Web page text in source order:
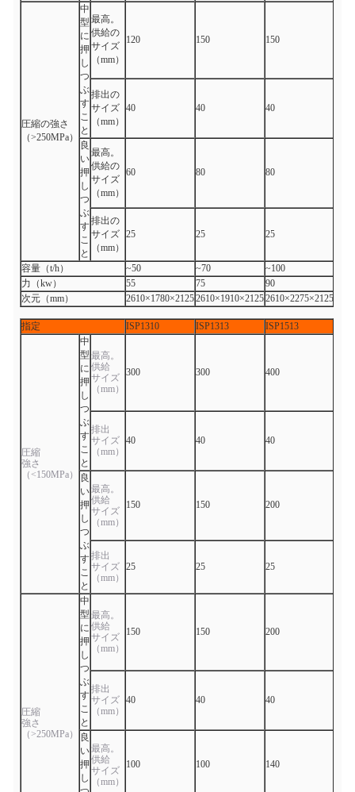
圧縮の強さ
（>250MPa）
中
型
に
押
し
つ
ぶ
す
こ
と
最高。
供給の
サイズ
（mm）
120 150 150
排出の
サイズ
（mm）
40 40 40
良
い
押
し
つ
ぶ
す
こ
と
最高。
供給の
サイズ
（mm）
60 80 80
排出の
サイズ
（mm）
25 25 25
容量（t/h） ~50 ~70
~100
力（kw）
55 75
90
次元（mm）
2610×1780×21252610×1910×21252610×2275×2125
指定 ISP1310 ISP1313 ISP1513
圧縮
強さ
（<150MPa）
中
型
に
押
し
つ
ぶ
す
こ
と
最高。
供給
サイズ
（mm）
300 300 400
排出
サイズ
（mm）
40 40 40
良
い
押
し
つ
ぶ
す
こ
と
最高。
供給
サイズ
（mm）
150 150 200
排出
サイズ
（mm）
25 25 25
圧縮
強さ
（>250MPa）
中
型
に
押
し
つ
ぶ
す
こ
と
最高。
供給
サイズ
（mm）
150 150 200
排出
サイズ
（mm）
40 40 40
良
い
押
し
最高。
供給
サイズ
（mm）
100 100 140